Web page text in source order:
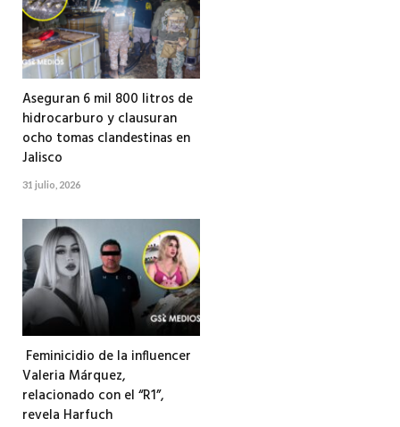
Aseguran 6 mil 800 litros de
hidrocarburo y clausuran
ocho tomas clandestinas en
Jalisco
31 julio, 2026
Feminicidio de la influencer
Valeria Márquez,
relacionado con el “R1”,
revela Harfuch